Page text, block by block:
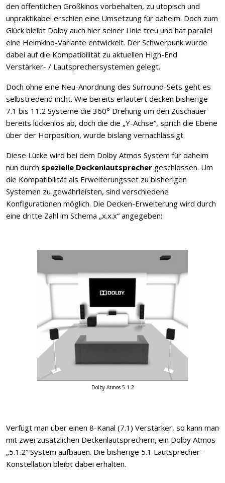
den öffentlichen Großkinos vorbehalten, zu utopisch und
unpraktikabel erschien eine Umsetzung für daheim. Doch zum
Glück bleibt Dolby auch hier seiner Linie treu und hat parallel
eine Heimkino-Variante entwickelt. Der Schwerpunk wurde
dabei auf die Kompatibilität zu aktuellen High-End
Verstärker- / Lautsprechersystemen gelegt.
Doch ohne eine Neu-Anordnung des Surround-Sets geht es
selbstredend nicht. Wie bereits erläutert decken bisherige
7.1 bis 11.2 Systeme die 360° Drehung um den Zuschauer
bereits lückenlos ab, doch die die „Y-Achse“, sprich die Ebene
über der Hörposition, wurde bislang vernachlässigt.
Diese Lücke wird bei dem Dolby Atmos System für daheim
nun durch spezielle Deckenlautsprecher geschlossen. Um
die Kompatibilität als Erweiterungsset zu bisherigen
Systemen zu gewährleisten, sind verschiedene
Konfigurationen möglich. Die Decken-Erweiterung wird durch
eine dritte Zahl im Schema „x.x.x“ angegeben:
Dolby Atmos 5.1.2
Verfügt man über einen 8-Kanal (7.1) Verstärker, so kann man
mit zwei zusätzlichen Deckenlautsprechern, ein Dolby Atmos
„5.1.2“ System aufbauen. Die bisherige 5.1 Lautsprecher-
Konstellation bleibt dabei erhalten.